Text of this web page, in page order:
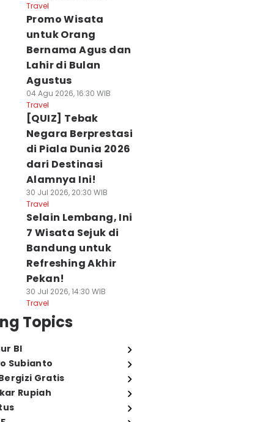
Travel
Promo Wisata
untuk Orang
Bernama Agus dan
Lahir di Bulan
Agustus
04 Agu 2026, 16:30 WIB
Travel
[QUIZ] Tebak
Negara Berprestasi
di Piala Dunia 2026
dari Destinasi
Alamnya Ini!
30 Jul 2026, 20:30 WIB
Travel
Selain Lembang, Ini
7 Wisata Sejuk di
Bandung untuk
Refreshing Akhir
Pekan!
30 Jul 2026, 14:30 WIB
Travel
Topics
BI
Subianto
Gratis
Rupiah